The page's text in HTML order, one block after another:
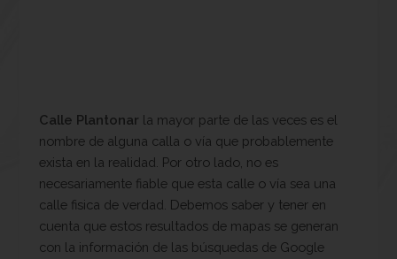
Calle Plantonar la mayor parte de las veces es el
nombre de alguna calla o vía que probablemente
exista en la realidad. Por otro lado, no es
necesariamente fiable que esta calle o vía sea una
calle fisica de verdad. Debemos saber y tener en
cuenta que estos resultados de mapas se generan
con la información de las búsquedas de Google